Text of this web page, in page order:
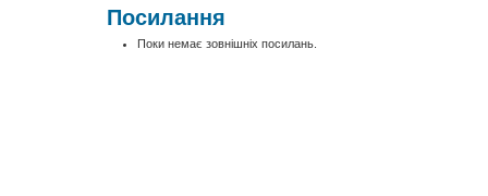
Посилання
Поки немає зовнішніх посилань.